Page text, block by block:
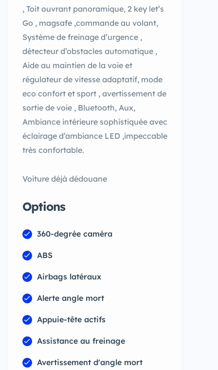
, Toit ouvrant panoramique, 2 key let’s
Go , magsafe ,commande au volant,
Système de freinage d’urgence ,
détecteur d’obstacles automatique ,
Aide au maintien de la voie et
régulateur de vitesse adaptatif, mode
eco confort et sport , avertissement de
sortie de voie , Bluetooth, Aux,
Ambiance intérieure sophistiquée avec
éclairage d’ambiance LED ,impeccable
très confortable.
Voiture déjà dédouane
Options
360-degrée caméra
ABS
Airbags latéraux
Alerte angle mort
Appuie-tête actifs
Assistance au freinage
Avertissement d'angle mort